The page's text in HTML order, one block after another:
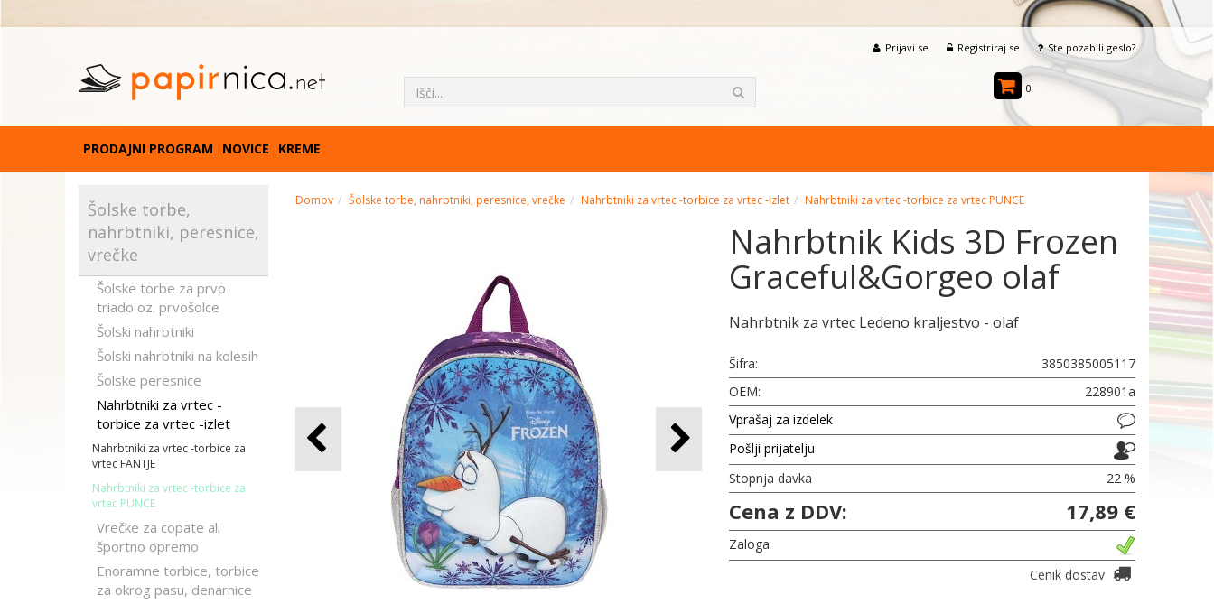
Prijavi se Registriraj se Ste pozabili geslo?
0
PRODAJNI PROGRAM NOVICE KREME
Šolske torbe,
nahrbtniki, peresnice,
vrečke
Šolske torbe za prvo
triado oz. prvošolce
Šolski nahrbtniki
Šolski nahrbtniki na kolesih
Šolske peresnice
Nahrbtniki za vrtec -
torbice za vrtec -izlet
Nahrbtniki za vrtec -torbice za
vrtec FANTJE
Nahrbtniki za vrtec -torbice za
vrtec PUNCE
Vrečke za copate ali
športno opremo
Enoramne torbice, torbice
za okrog pasu, denarnice
Domov Šolske torbe, nahrbtniki, peresnice, vrečke Nahrbtniki za vrtec -torbice za vrtec -izlet Nahrbtniki za vrtec -torbice za vrtec PUNCE
Nahrbtnik Kids 3D Frozen
Graceful&Gorgeo olaf
Nahrbtnik za vrtec Ledeno kraljestvo - olaf
Šifra:
3850385005117
OEM:
228901a
Vprašaj za izdelek
Pošlji prijatelju
Stopnja davka
22 %
Cena z DDV: 17,89 €
Zaloga
Cenik dostav